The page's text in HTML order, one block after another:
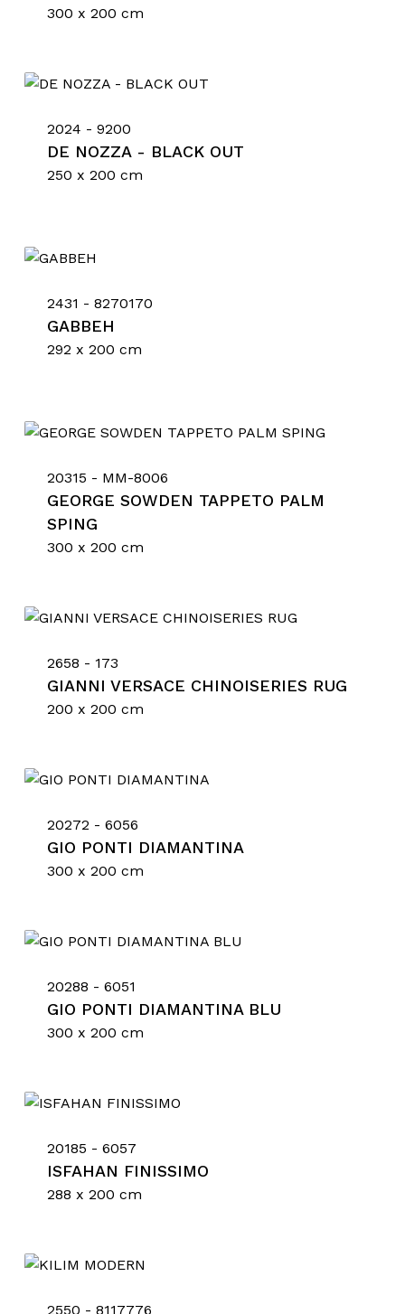
300 x 200 cm
2024 - 9200
DE NOZZA - BLACK OUT
250 x 200 cm
2431 - 8270170
GABBEH
292 x 200 cm
20315 - MM-8006
GEORGE SOWDEN TAPPETO PALM
SPING
300 x 200 cm
2658 - 173
GIANNI VERSACE CHINOISERIES RUG
200 x 200 cm
20272 - 6056
GIO PONTI DIAMANTINA
300 x 200 cm
20288 - 6051
GIO PONTI DIAMANTINA BLU
300 x 200 cm
20185 - 6057
ISFAHAN FINISSIMO
288 x 200 cm
2550 - 8117776